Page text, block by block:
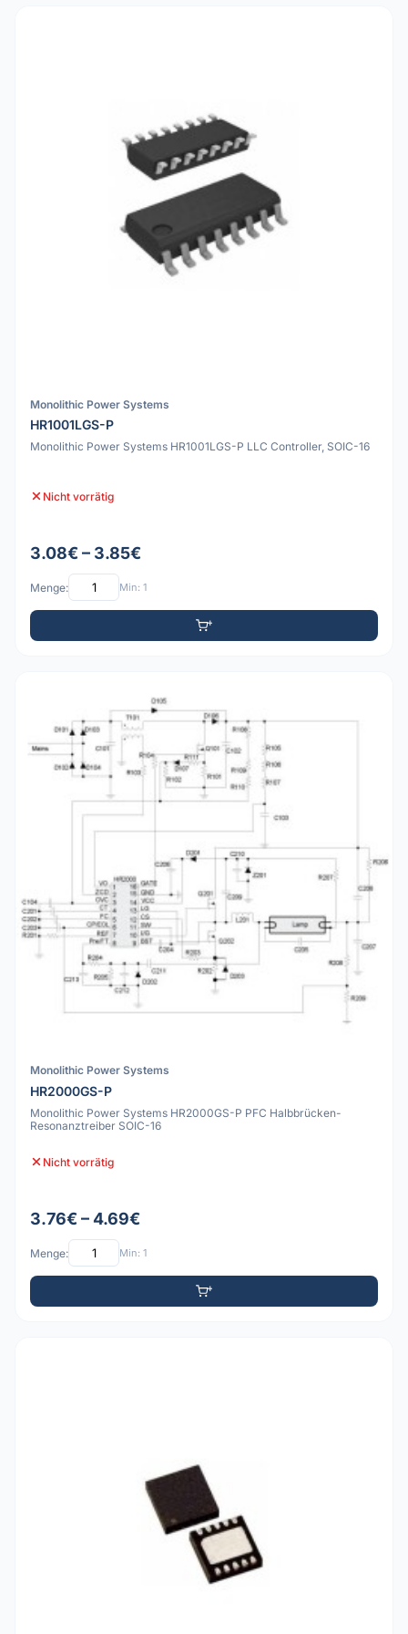
Monolithic Power Systems
HR1001LGS-P
Monolithic Power Systems HR1001LGS-P LLC Controller, SOIC-16
Nicht vorrätig
3.08€ – 3.85€
Menge: Min: 1
Monolithic Power Systems
HR2000GS-P
Monolithic Power Systems HR2000GS-P PFC Halbbrücken-
Resonanztreiber SOIC-16
Nicht vorrätig
3.76€ – 4.69€
Menge: Min: 1